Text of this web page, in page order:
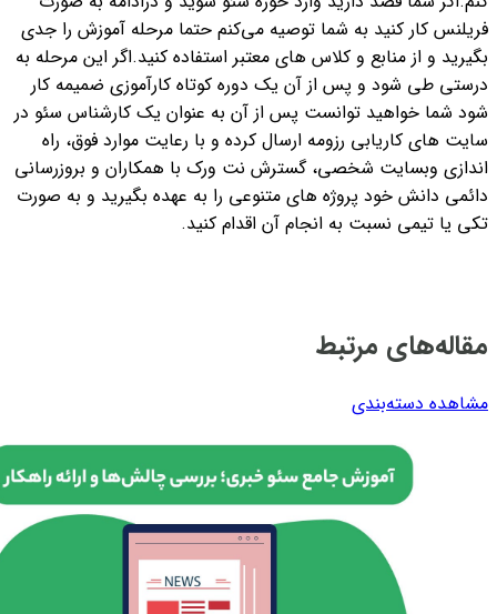
فریلنس کار کنید به شما توصیه می‌کنم حتما مرحله آموزش را جدی
بگیرید و از منابع و کلاس های معتبر استفاده کنید.اگر این مرحله به
درستی طی شود و پس از آن یک دوره کوتاه کارآموزی ضمیمه کار
شود شما خواهید توانست پس از آن به عنوان یک کارشناس سئو در
سایت های کاریابی رزومه ارسال کرده و با رعایت موارد فوق، راه
اندازی وبسایت شخصی، گسترش نت ورک با همکاران و بروزرسانی
دائمی دانش خود پروژه های متنوعی را به عهده بگیرید و به صورت
تکی یا تیمی نسبت به انجام آن اقدام کنید.
مقاله‌های مرتبط
مشاهده دسته‌بندی